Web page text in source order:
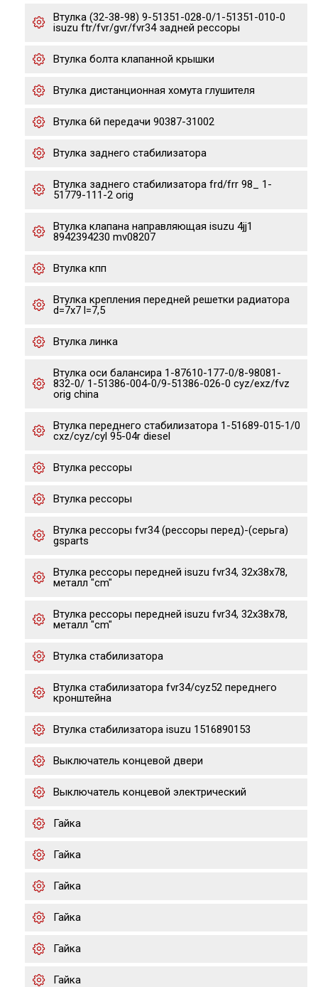
Втулка (32-38-98) 9-51351-028-0/1-51351-010-0
isuzu ftr/fvr/gvr/fvr34 задней рессоры
Втулка болта клапанной крышки
Втулка дистанционная хомута глушителя
Втулка 6й передачи 90387-31002
Втулка заднего стабилизатора
Втулка заднего стабилизатора frd/frr 98_ 1-
51779-111-2 orig
Втулка клапана направляющая isuzu 4jj1
8942394230 mv08207
Втулка кпп
Втулка крепления передней решетки радиатора
d=7x7 l=7,5
Втулка линка
Втулка оси балансира 1-87610-177-0/8-98081-
832-0/ 1-51386-004-0/9-51386-026-0 cyz/exz/fvz
orig china
Втулка переднего стабилизатора 1-51689-015-1/0
cxz/cyz/cyl 95-04r diesel
Втулка рессоры
Втулка рессоры
Втулка рессоры fvr34 (рессоры перед)-(серьга)
gsparts
Втулка рессоры передней isuzu fvr34, 32x38x78,
металл "cm"
Втулка рессоры передней isuzu fvr34, 32x38x78,
металл "cm"
Втулка стабилизатора
Втулка стабилизатора fvr34/cyz52 переднего
кронштейна
Втулка стабилизатора isuzu 1516890153
Выключатель концевой двери
Выключатель концевой электрический
Гайка
Гайка
Гайка
Гайка
Гайка
Гайка